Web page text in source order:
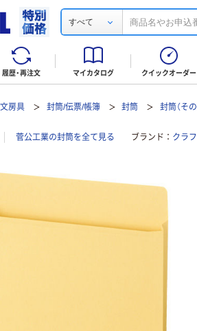
すべて
履歴・再注文 マイカタログ クイックオーダー
房具 封筒/伝票/帳簿 封筒 封筒（そ
菅公工業の封筒を全て見る ブランド クラ